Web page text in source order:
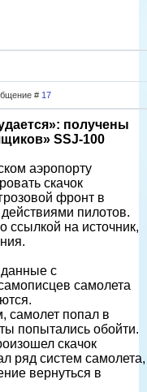
# 17
получены
SSJ-100
аэропорту
скачок
фронт в
пилотов.
ссылкой на источник,
с
самолета
самолет попал в
попытались обойти.
скачок
ряд систем самолета,
вернуться в